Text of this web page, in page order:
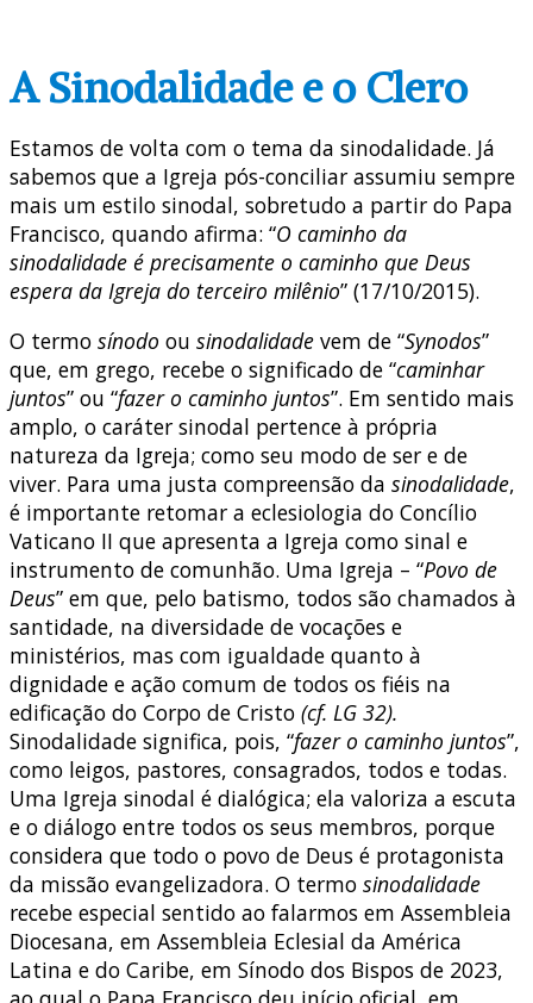
A Sinodalidade e o Clero
Estamos de volta com o tema da sinodalidade. Já
sabemos que a Igreja pós-conciliar assumiu sempre
mais um estilo sinodal, sobretudo a partir do Papa
Francisco, quando afirma: “O caminho da
sinodalidade é precisamente o caminho que Deus
espera da Igreja do terceiro milênio” (17/10/2015).
O termo sínodo ou sinodalidade vem de “Synodos”
que, em grego, recebe o significado de “caminhar
juntos” ou “fazer o caminho juntos”. Em sentido mais
amplo, o caráter sinodal pertence à própria
natureza da Igreja; como seu modo de ser e de
viver. Para uma justa compreensão da sinodalidade,
é importante retomar a eclesiologia do Concílio
Vaticano II que apresenta a Igreja como sinal e
instrumento de comunhão. Uma Igreja – “Povo de
Deus” em que, pelo batismo, todos são chamados à
santidade, na diversidade de vocações e
ministérios, mas com igualdade quanto à
dignidade e ação comum de todos os fiéis na
edificação do Corpo de Cristo (cf. LG 32).
Sinodalidade significa, pois, “fazer o caminho juntos”,
como leigos, pastores, consagrados, todos e todas.
Uma Igreja sinodal é dialógica; ela valoriza a escuta
e o diálogo entre todos os seus membros, porque
considera que todo o povo de Deus é protagonista
da missão evangelizadora. O termo sinodalidade
recebe especial sentido ao falarmos em Assembleia
Diocesana, em Assembleia Eclesial da América
Latina e do Caribe, em Sínodo dos Bispos de 2023,